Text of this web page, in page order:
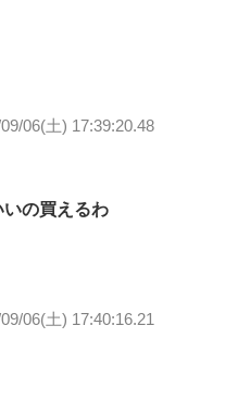
06(土) 17:39:20.48
いの買えるわ
06(土) 17:40:16.21